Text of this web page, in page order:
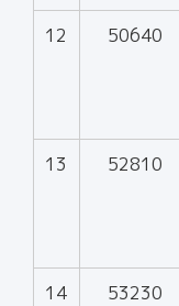
12 50640
13 52810
14 53230